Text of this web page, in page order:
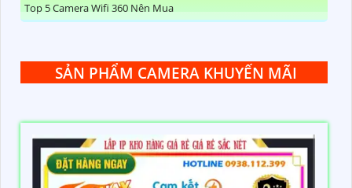
Top 5 Camera Wifi 360 Nên Mua
SẢN PHẨM CAMERA KHUYẾN MÃI